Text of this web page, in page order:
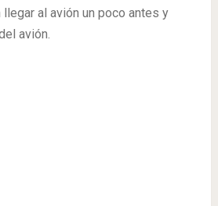
al avión un poco antes y
avión.